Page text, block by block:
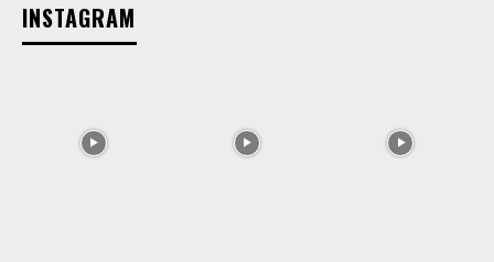
INSTAGRAM